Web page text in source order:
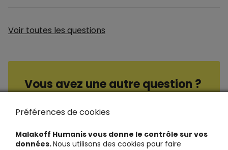
Voir toutes les questions
Vous avez une autre question ?
Consultez nos questions / réponses
Préférences de cookies
Malakoff Humanis vous donne le contrôle sur vos
données.Nous utilisons des cookies pour faire